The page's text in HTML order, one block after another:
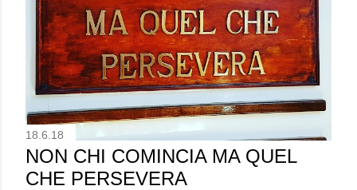
18.6.18
NON CHI COMINCIA MA QUEL
CHE PERSEVERA